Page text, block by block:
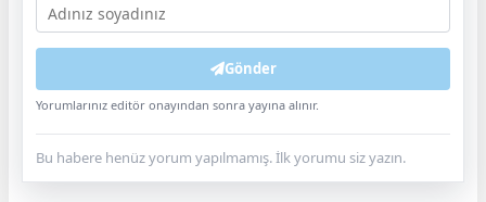
Gönder
Yorumlarınız editör onayından sonra yayına alınır.
Bu habere henüz yorum yapılmamış. İlk yorumu siz yazın.